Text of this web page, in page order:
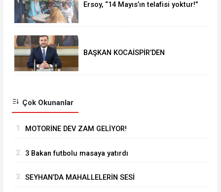
Ersoy, “14 Mayıs’ın telafisi yoktur!”
BAŞKAN KOCAİSPİR’DEN
Çok Okunanlar
1. MOTORİNE DEV ZAM GELİYOR!
2. 3 Bakan futbolu masaya yatırdı
3. SEYHAN’DA MAHALLELERİN SESİ